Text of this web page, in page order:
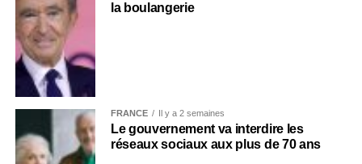
la boulangerie
FRANCE Il y a 2 semaines
Le gouvernement va interdire les
réseaux sociaux aux plus de 70 ans